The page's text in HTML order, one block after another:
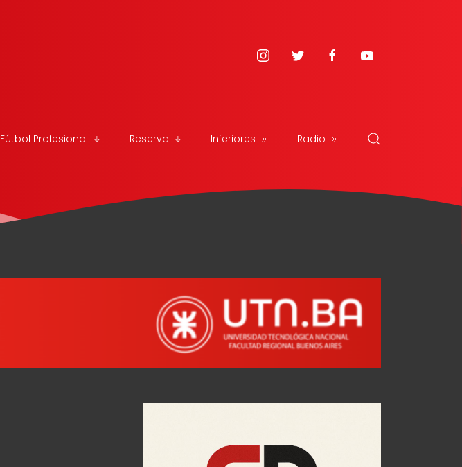
Fútbol Profesional Reserva Inferiores Radio